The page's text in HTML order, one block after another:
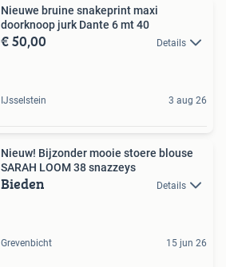
Nieuwe bruine snakeprint maxi
doorknoop jurk Dante 6 mt 40
€ 50,00 Details
IJsselstein 3 aug 26
Nieuw! Bijzonder mooie stoere blouse
SARAH LOOM 38 snazzeys
Bieden Details
Grevenbicht 15 jun 26